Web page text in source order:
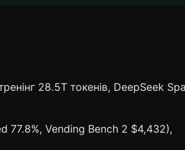
28.5T токенів, DeepSeek
77.8%, Vending Bench 2 $4,432),